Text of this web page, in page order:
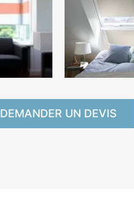
DEMANDER UN DEVIS